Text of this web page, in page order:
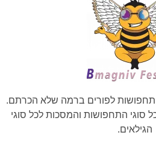
תחפושות לפורים ברמה שלא הכרתם.
סוגי התחפושות והמסכות לכל סוגי
הגילאים.